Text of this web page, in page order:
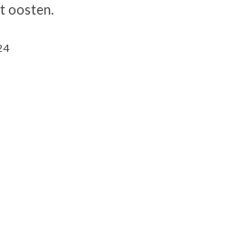
oosten.